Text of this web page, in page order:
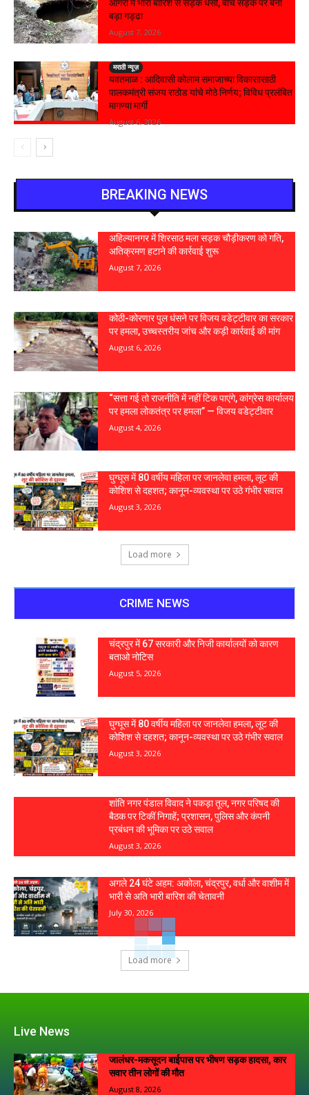
आगरा में भारी बारिश से सड़क धंसी, बीच सड़क पर बना
बड़ा गड्ढा
August 7, 2026
मराठी न्यूज़
यवतमाळ : आदिवासी कोलाम समाजाच्या विकासासाठी
पालकमंत्री संजय राठोड यांचे मोठे निर्णय; विविध प्रलंबित
मागण्या मार्गी
August 6, 2026
BREAKING NEWS
अहिल्यानगर में शिरसाठ मला सड़क चौड़ीकरण को गति,
अतिक्रमण हटाने की कार्रवाई शुरू
August 7, 2026
कोठी-कोरणार पुल धंसने पर विजय वडेट्टीवार का सरकार
पर हमला, उच्चस्तरीय जांच और कड़ी कार्रवाई की मांग
August 6, 2026
“सत्ता गई तो राजनीति में नहीं टिक पाएंगे, कांग्रेस कार्यालय
पर हमला लोकतंत्र पर हमला” — विजय वडेट्टीवार
August 4, 2026
घुग्घूस में 80 वर्षीय महिला पर जानलेवा हमला, लूट की
कोशिश से दहशत; कानून-व्यवस्था पर उठे गंभीर सवाल
August 3, 2026
Load more
CRIME NEWS
चंद्रपुर में 67 सरकारी और निजी कार्यालयों को कारण
बताओ नोटिस
August 5, 2026
घुग्घूस में 80 वर्षीय महिला पर जानलेवा हमला, लूट की
कोशिश से दहशत; कानून-व्यवस्था पर उठे गंभीर सवाल
August 3, 2026
शांति नगर पंडाल विवाद ने पकड़ा तूल, नगर परिषद की
बैठक पर टिकीं निगाहें; प्रशासन, पुलिस और कंपनी
प्रबंधन की भूमिका पर उठे सवाल
August 3, 2026
अगले 24 घंटे अहम: अकोला, चंद्रपुर, वर्धा और वाशीम में
भारी से अति भारी बारिश की चेतावनी
July 30, 2026
Load more
Live News
जालंधर-मकसूदन बाईपास पर भीषण सड़क हादसा, कार
सवार तीन लोगों की मौत
August 8, 2026